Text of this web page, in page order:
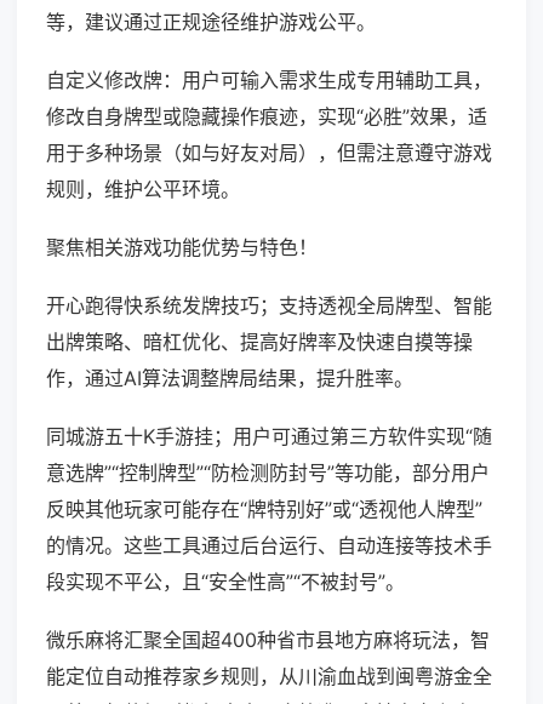
等，建议通过正规途径维护游戏公平。
自定义修改牌：用户可输入需求生成专用辅助工具，
修改自身牌型或隐藏操作痕迹，实现“必胜”效果，适
用于多种场景（如与好友对局），但需注意遵守游戏
规则，维护公平环境。
聚焦相关游戏功能优势与特色！
开心跑得快系统发牌技巧；支持透视全局牌型、智能
出牌策略、暗杠优化、提高好牌率及快速自摸等操
作，通过AI算法调整牌局结果，提升胜率。
同城游五十K手游挂；用户可通过第三方软件实现“随
意选牌”“控制牌型”“防检测防封号”等功能，部分用户
反映其他玩家可能存在“牌特别好”或“透视他人牌型”
的情况。这些工具通过后台运行、自动连接等技术手
段实现不平公，且“安全性高”“不被封号”。
微乐麻将汇聚全国超400种省市县地方麻将玩法，智
能定位自动推荐家乡规则，从川渝血战到闽粤游金全